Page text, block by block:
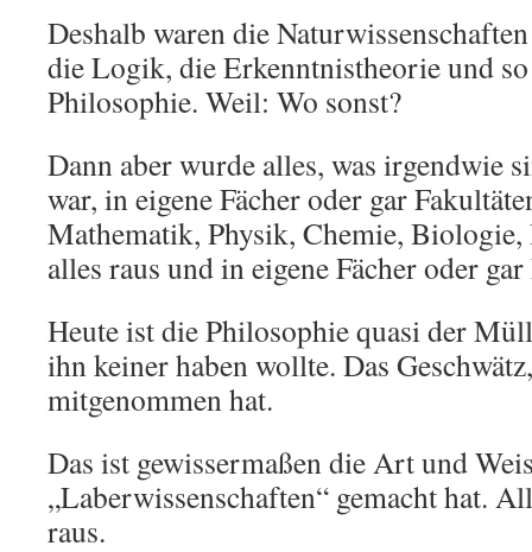
Deshalb waren die
die Logik, die Erkenntnistheorie und
Philosophie. Weil: Wo sonst?
Dann aber wurde alles, was irgendwie
war, in eigene Fächer oder gar
Mathematik, Physik, Chemie,
alles raus und in eigene Fächer oder
Heute ist die Philosophie quasi der
ihn keiner haben wollte. Das
mitgenommen hat.
Das ist gewissermaßen die Art und
„Laberwissenschaften“ gemacht hat.
raus.